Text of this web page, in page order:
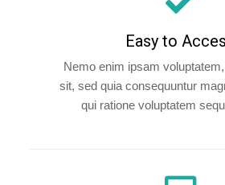
Easy to
Nemo enim ipsam
sit, sed quia consequuntur
qui ratione voluptatem